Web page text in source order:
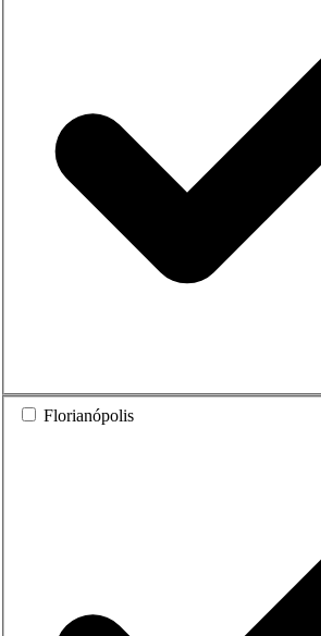
Florianópolis